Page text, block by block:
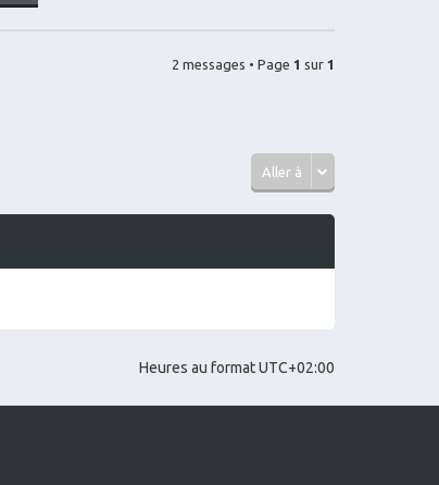
2 messages • Page 1 sur 1
Aller à
Heures au formatUTC+02:00